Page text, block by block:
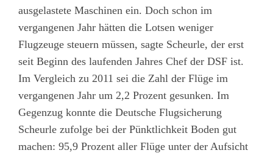
ausgelastete Maschinen ein. Doch schon im
vergangenen Jahr hätten die Lotsen weniger
Flugzeuge steuern müssen, sagte Scheurle, der erst
seit Beginn des laufenden Jahres Chef der DSF ist.
Im Vergleich zu 2011 sei die Zahl der Flüge im
vergangenen Jahr um 2,2 Prozent gesunken. Im
Gegenzug konnte die Deutsche Flugsicherung
Scheurle zufolge bei der Pünktlichkeit Boden gut
machen: 95,9 Prozent aller Flüge unter der Aufsicht